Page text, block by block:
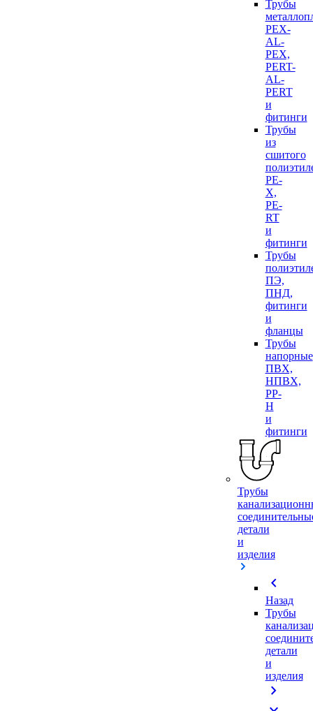
Трубы
PEX-
AL-
PEX,
PERT-
AL-
PERT
и
фитинги
Трубы
из
сшитого
PE-
X,
PE-
RT
и
фитинги
Трубы
ПЭ,
ПНД,
фитинги
и
фланцы
Трубы
напорные
ПВХ,
НПВХ,
PP-
H
и
фитинги
Трубы
детали
и
изделия
chevron_left
Назад
Трубы
детали
и
изделия
chevron_right